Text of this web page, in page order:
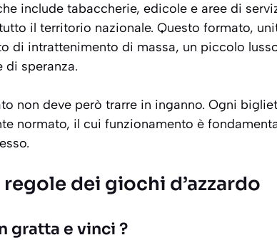
include tabaccherie, edicole e aree di
il territorio nazionale. Questo formato,
di intrattenimento di massa, un piccolo
di speranza.
non deve però trarre in inganno. Ogni
normato, il cui funzionamento è
dei giochi d’azzardo
gratta e vinci ?